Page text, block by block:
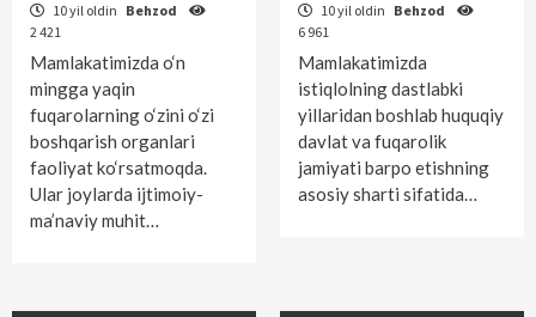
10 yil oldin Behzod
2 421
Mamlakatimizda o‘n
mingga yaqin
fuqarolarning o‘zini o‘zi
boshqarish organlari
faoliyat ko‘rsatmoqda.
Ular joylarda ijtimoiy-
ma’naviy muhit…
10 yil oldin Behzod
6 961
Mamlakatimizda
istiqlolning dastlabki
yillaridan boshlab huquqiy
davlat va fuqarolik
jamiyati barpo etishning
asosiy sharti sifatida…